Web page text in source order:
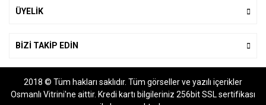
ÜYELİK
BİZİ TAKİP EDİN
2018 © Tüm hakları saklıdır. Tüm görseller ve yazılı içerikler
Osmanlı Vitrini'ne aittir. Kredi kartı bilgileriniz 256bit SSL sertifikası